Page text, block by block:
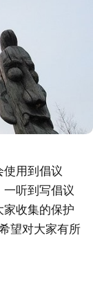
用到倡议
听到写倡议
家收集的保护
望对大家有所